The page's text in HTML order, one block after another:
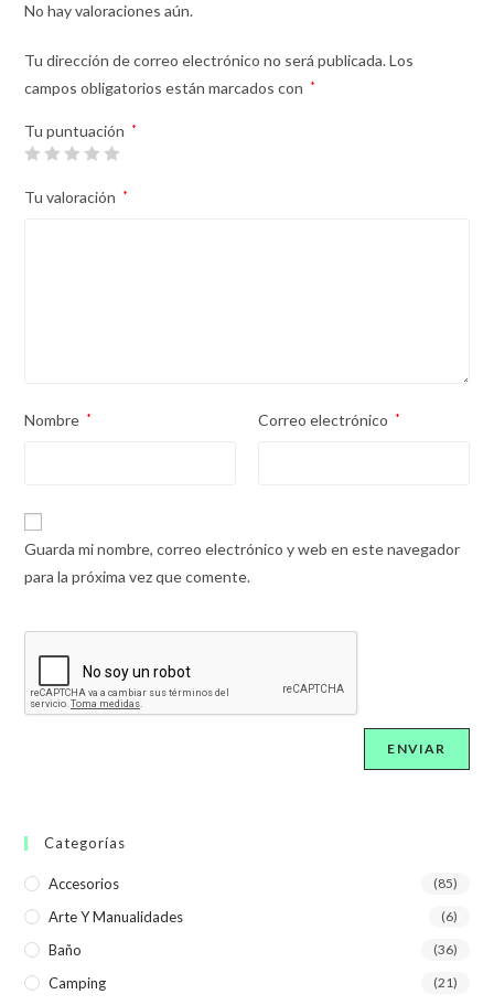
No hay valoraciones aún.
Tu dirección de correo electrónico no será publicada. Los
campos obligatorios están marcados con
*
Tu puntuación *
Tu valoración *
Nombre * Correo electrónico *
Guarda mi nombre, correo electrónico y web en este navegador
para la próxima vez que comente.
Categorías
Accesorios (85)
Arte Y Manualidades (6)
Baño (36)
Camping (21)